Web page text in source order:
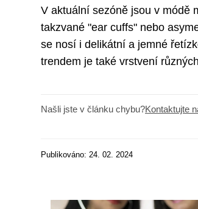
V aktuální sezóně jsou v módě
takzvané "ear cuffs" nebo
se nosí i delikátní a jemné
trendem je také vrstvení
Našli jste v článku chybu?Kontaktujte
Publikováno: 24. 02. 2024